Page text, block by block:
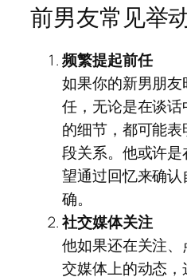
前男友常见举
频繁提起前任
如果你的新男朋
任，无论是在谈
的细节，都可能
段关系。他或许
望通过回忆来确
确。
社交媒体关注
他如果还在关注
交媒体上的动态